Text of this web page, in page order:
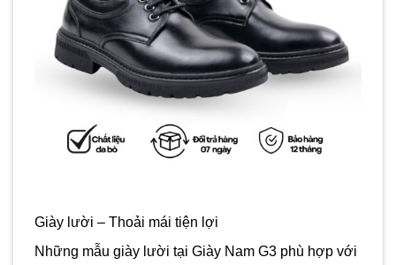
Giày lười – Thoải mái tiện lợi
Những mẫu giày lười tại Giày Nam G3 phù hợp với